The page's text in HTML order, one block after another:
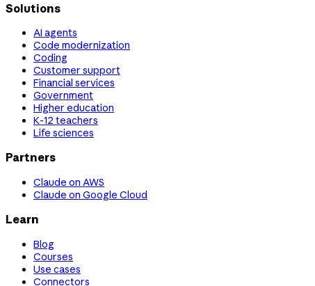
Solutions
AI agents
Code modernization
Coding
Customer support
Financial services
Government
Higher education
K-12 teachers
Life sciences
Partners
Claude on AWS
Claude on Google Cloud
Learn
Blog
Courses
Use cases
Connectors